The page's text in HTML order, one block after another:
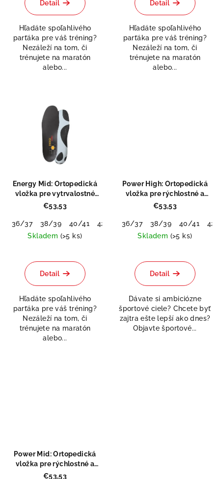
Detail
Hľadáte spoľahlivého
parťáka pre váš tréning?
Nezáleží na tom, či
trénujete na maratón
alebo...
Detail
Hľadáte spoľahlivého
parťáka pre váš tréning?
Nezáleží na tom, či
trénujete na maratón
alebo...
Energy Mid: Ortopedická
vložka pre vytrvalostné
športy
€53,53
36/37 38/39 40/41 42/43 44/45
46/48
Skladem (>5 ks)
hodnotenie
produktu
z
5
hviezdičiek.
Detail
Hľadáte spoľahlivého
parťáka pre váš tréning?
Nezáleží na tom, či
trénujete na maratón
alebo...
Power High: Ortopedická
vložka pre rýchlostné a
silové športy
€53,53
36/37 38/39 40/41
42/
Skladem (>5 ks)
hodnotenie
produktu
z
5
hviezdičiek.
Detail
Dávate si ambiciózne
športové ciele? Chcete byť
zajtra ešte lepší ako dnes?
Objavte športové...
Power Mid: Ortopedická
vložka pre rýchlostné a
silové športy
€53,53